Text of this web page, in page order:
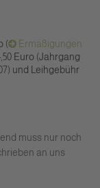
(
Ermäßigungen
Euro (Jahrgang
und Leihgebühr
muss nur noch
an uns